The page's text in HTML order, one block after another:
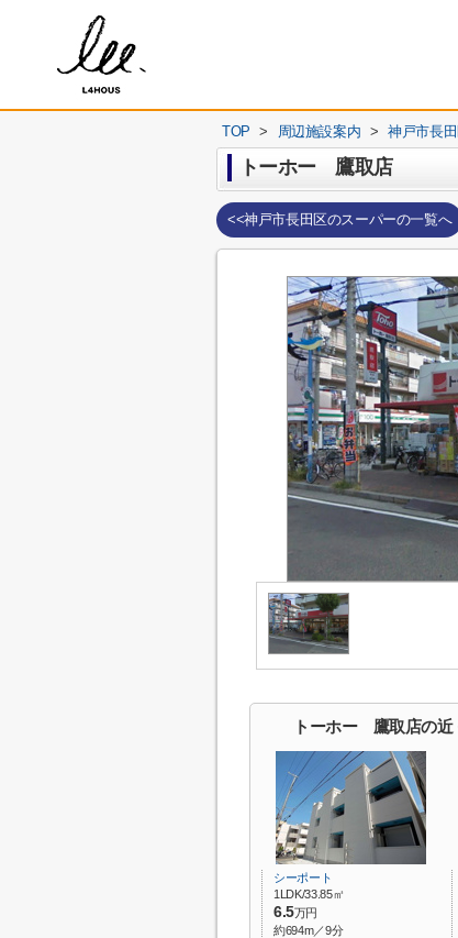
TOP > 周辺施設案内 > 神戸市長
トーホー 鷹取店
<<神戸市長田区のスーパーの一覧へ
トーホー 鷹取店の近
シーポート
1LDK/33.85㎡
6.5万円
約694m／9分